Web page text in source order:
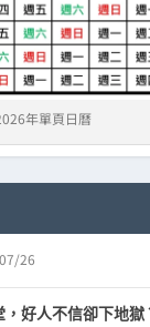
年單頁日曆
26
好人不信卻下地獄